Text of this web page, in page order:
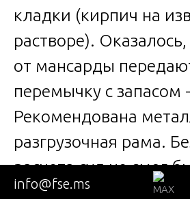
кладки (кирпич на
растворе).
от мансарды
перемычку с запасом
Рекомендована
разгрузочная рама.
расчета суд не смог
определить, чья
info@fse.ms